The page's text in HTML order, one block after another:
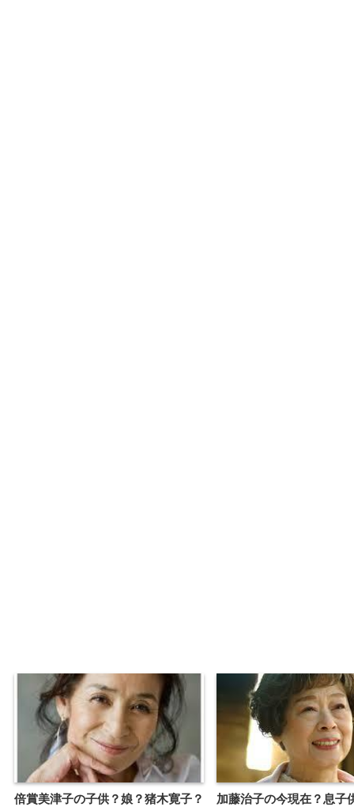
倍賞美津子の子供？娘？猪木寛子？
加藤治子の今現在？息子